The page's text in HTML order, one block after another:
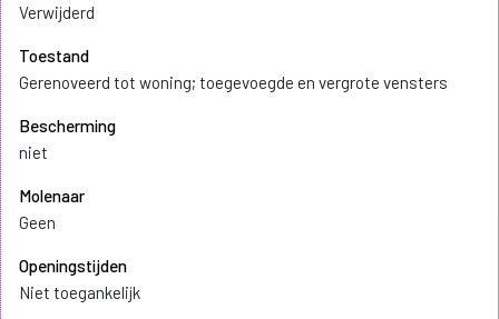
Verwijderd
Toestand
Gerenoveerd tot woning; toegevoegde en vergrote vensters
Bescherming
niet
Molenaar
Geen
Openingstijden
Niet toegankelijk